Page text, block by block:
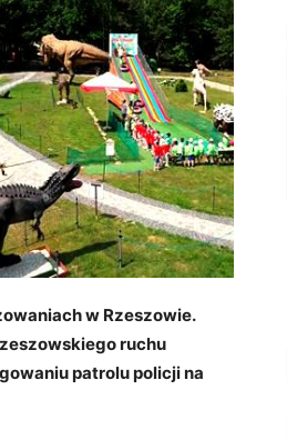
w Rzeszowie.
ruchu
patrolu policji na